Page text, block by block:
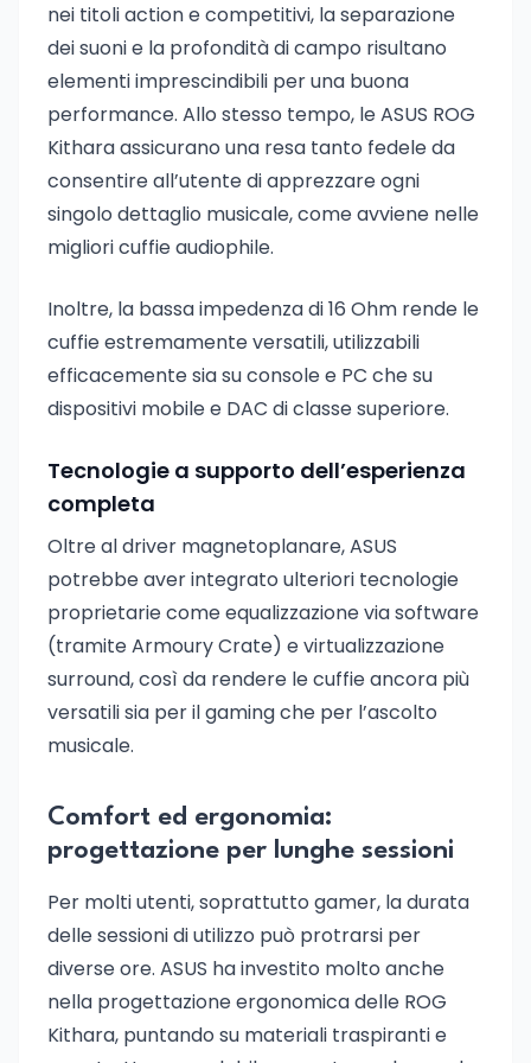
nei titoli action e competitivi, la separazione
dei suoni e la profondità di campo risultano
elementi imprescindibili per una buona
performance. Allo stesso tempo, le ASUS ROG
Kithara assicurano una resa tanto fedele da
consentire all’utente di apprezzare ogni
singolo dettaglio musicale, come avviene nelle
migliori cuffie audiophile.
Inoltre, la bassa impedenza di 16 Ohm rende le
cuffie estremamente versatili, utilizzabili
efficacemente sia su console e PC che su
dispositivi mobile e DAC di classe superiore.
Tecnologie a supporto dell’esperienza
completa
Oltre al driver magnetoplanare, ASUS
potrebbe aver integrato ulteriori tecnologie
proprietarie come equalizzazione via software
(tramite Armoury Crate) e virtualizzazione
surround, così da rendere le cuffie ancora più
versatili sia per il gaming che per l’ascolto
musicale.
Comfort ed ergonomia:
progettazione per lunghe sessioni
Per molti utenti, soprattutto gamer, la durata
delle sessioni di utilizzo può protrarsi per
diverse ore. ASUS ha investito molto anche
nella progettazione ergonomica delle ROG
Kithara, puntando su materiali traspiranti e